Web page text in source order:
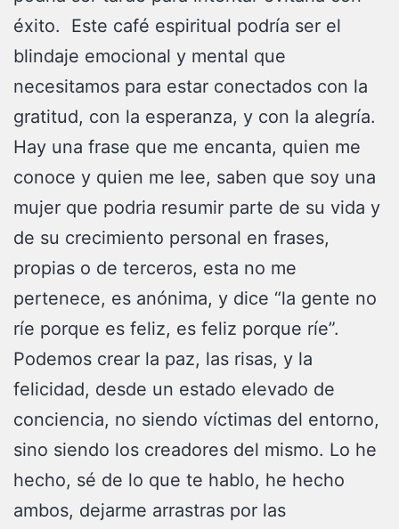
éxito. Este café espiritual podría ser el
blindaje emocional y mental que
necesitamos para estar conectados con la
gratitud, con la esperanza, y con la alegría.
Hay una frase que me encanta, quien me
conoce y quien me lee, saben que soy una
mujer que podria resumir parte de su vida y
de su crecimiento personal en frases,
propias o de terceros, esta no me
pertenece, es anónima, y dice “la gente no
ríe porque es feliz, es feliz porque ríe”.
Podemos crear la paz, las risas, y la
felicidad, desde un estado elevado de
conciencia, no siendo víctimas del entorno,
sino siendo los creadores del mismo. Lo he
hecho, sé de lo que te hablo, he hecho
ambos, dejarme arrastras por las